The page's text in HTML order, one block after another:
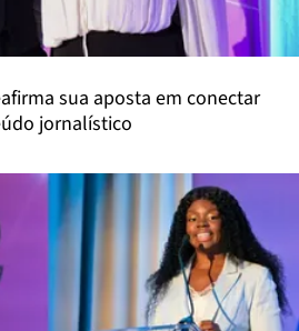
sua aposta em conectar
jornalístico